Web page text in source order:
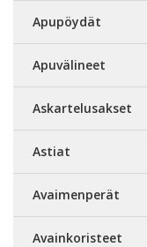
Apupöydät
Apuvälineet
Askartelusakset
Astiat
Avaimenperät
Avainkoristeet